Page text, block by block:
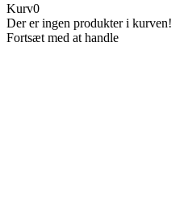
Kurv0
Der er ingen produkter i kurven!
Fortsæt med at handle